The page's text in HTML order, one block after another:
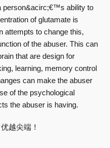
person&acirc;€™s ability to
of glutamate is
attempts to change this,
of the abuser. This can
that are design for
learning, memory control
can make the abuser
of the psychological
the abuser is having.
越尖端！